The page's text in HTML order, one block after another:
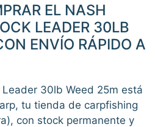
EL NASH
LEADER 30LB
ENVÍO RÁPIDO A
30lb Weed 25m está
tu tienda de carpfishing
con stock permanente y